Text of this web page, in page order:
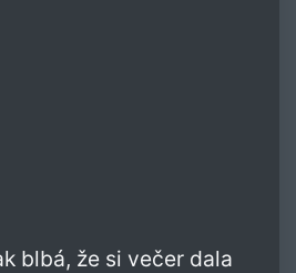
blbá, že si večer dala